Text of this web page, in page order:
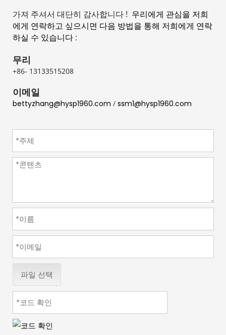
가져 주셔서 대단히 감사합니다 ! 우리에게 관심을 저희
에게 연락하고 싶으시면 다음 방법을 통해 저희에게 연락
하실 수 있습니다 :
무리
+86- 13133515208
이메일
bettyzhang@hysp1960.com / ssm1@hysp1960.com
파일 선택